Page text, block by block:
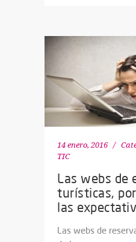
14 enero, 2016
TIC
Las webs de
turísticas,
las
Las webs de